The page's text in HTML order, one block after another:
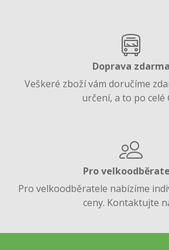
Doprava zdarma
Veškeré zboží vám doručíme
určení, a to po celé
Pro
Pro velkoodběratele nabízíme
ceny. Kontaktujte